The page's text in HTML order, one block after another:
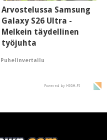
Arvostelussa Samsung
Galaxy S26 Ultra -
Melkein täydellinen
työjuhta
Puhelinvertailu
Powered by HIGH.FI